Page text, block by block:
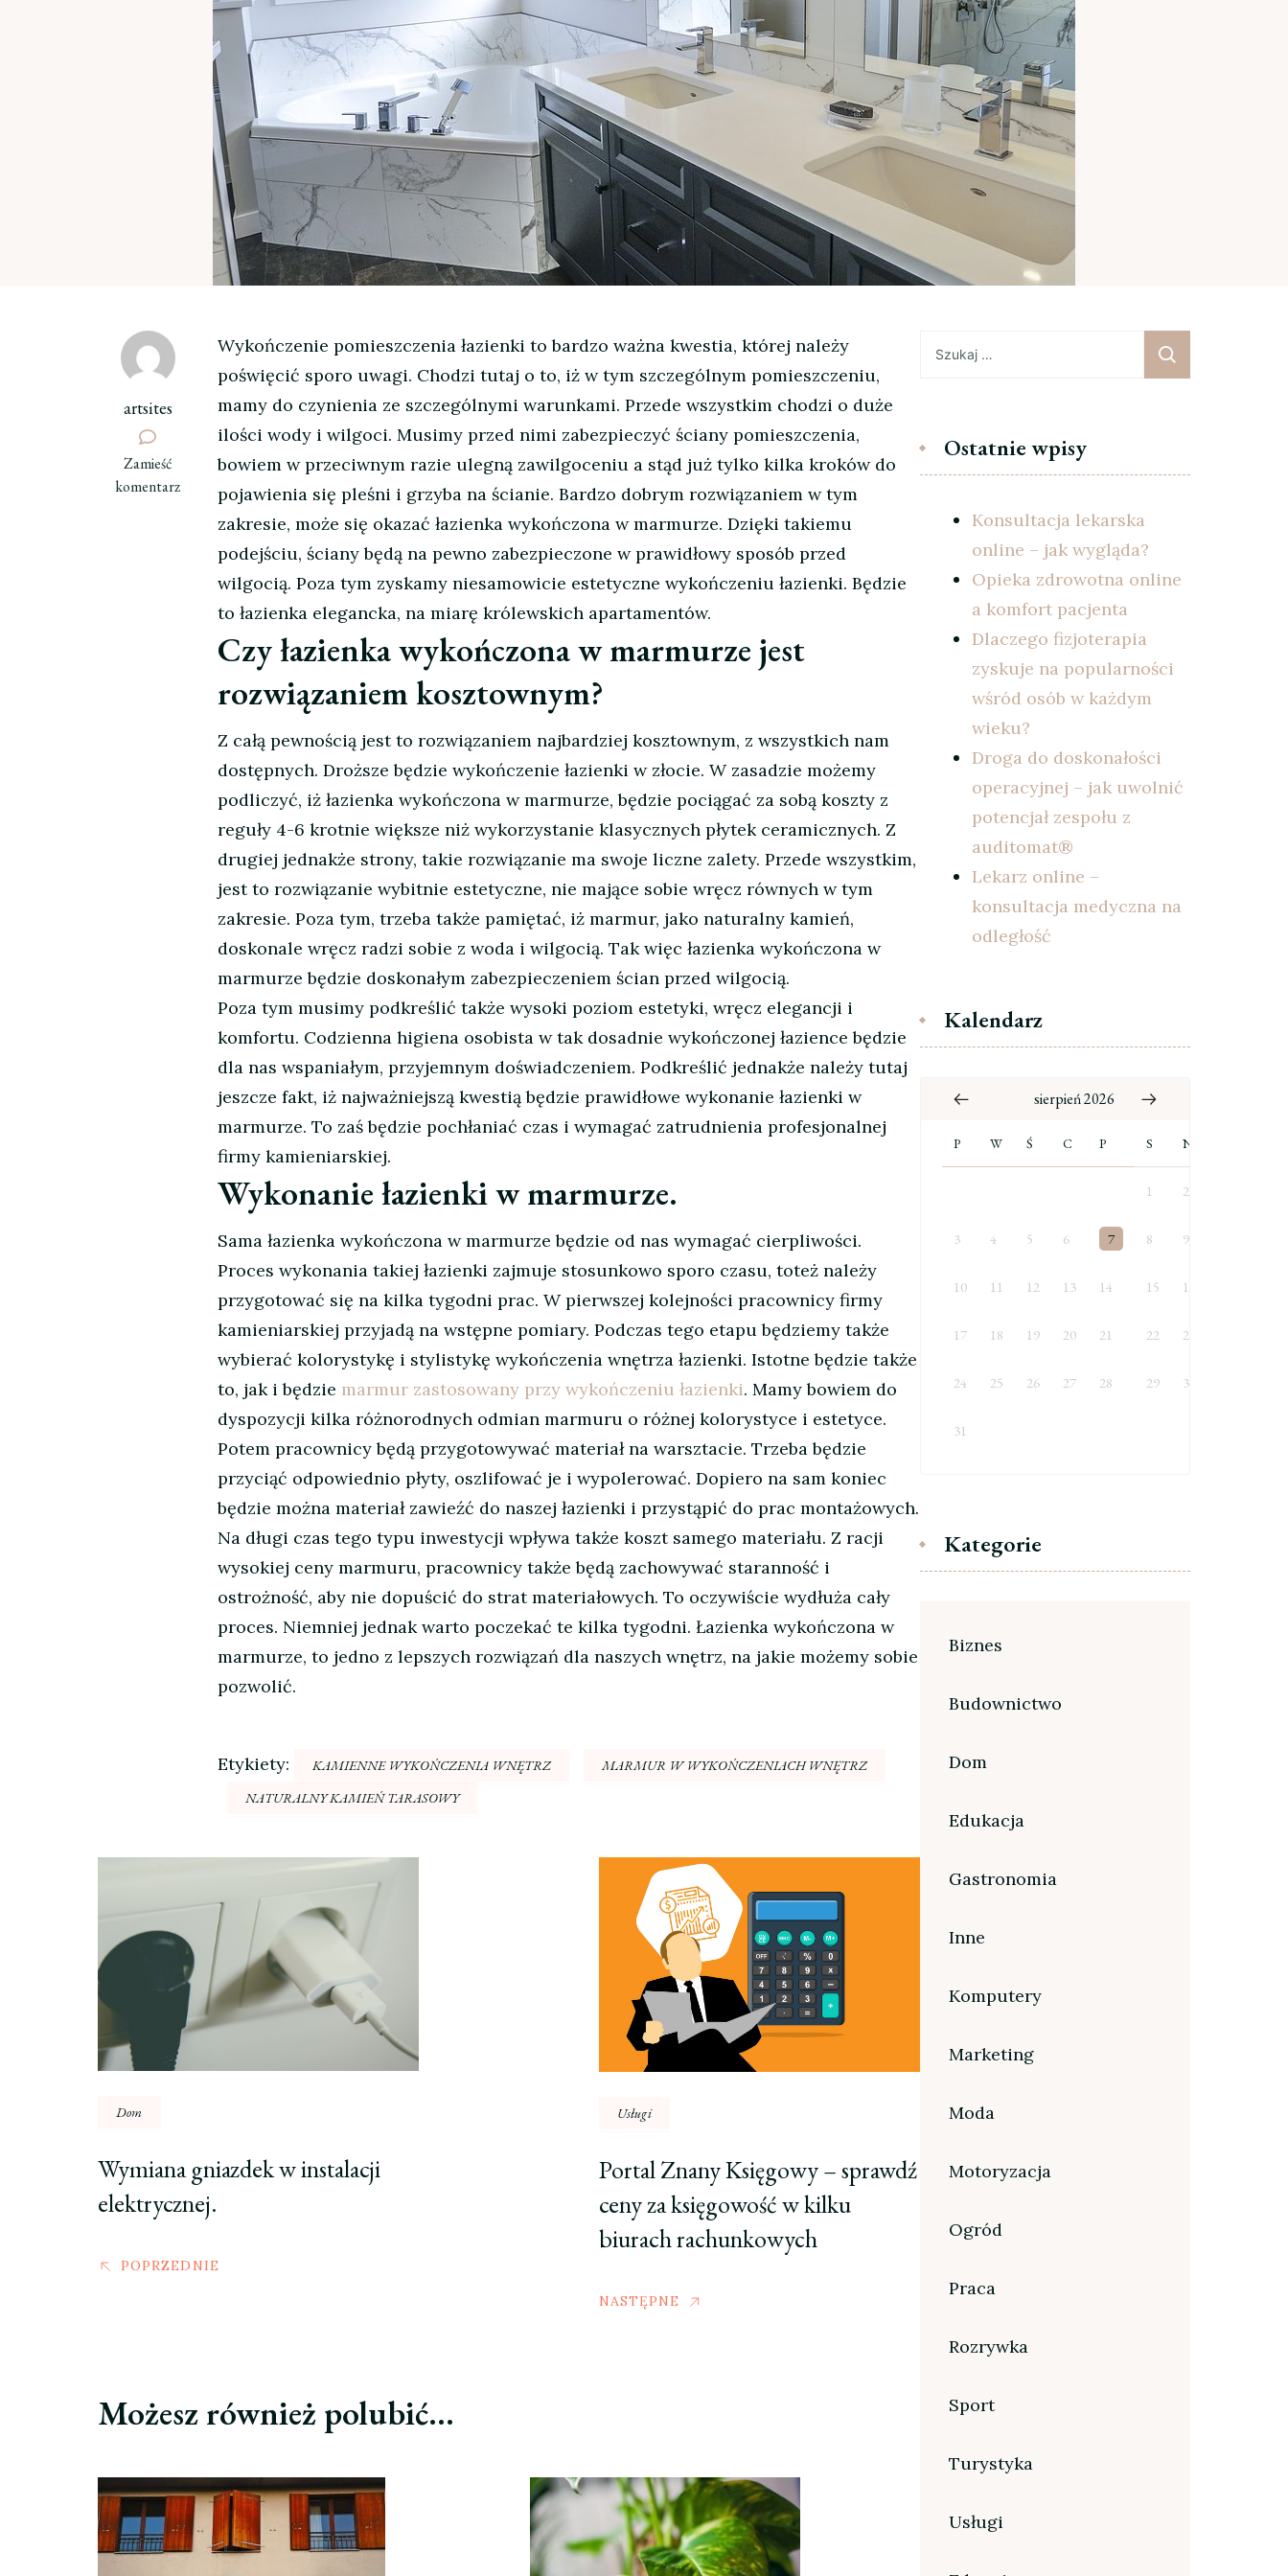
artsites
Zamieść
komentarz
we
wpisie
wykończona
inwestować?
Wykończenie pomieszczenia łazienki to bardzo ważna kwestia, której należy
poświęcić sporo uwagi. Chodzi tutaj o to, iż w tym szczególnym pomieszczeniu,
mamy do czynienia ze szczególnymi warunkami. Przede wszystkim chodzi o duże
ilości wody i wilgoci. Musimy przed nimi zabezpieczyć ściany pomieszczenia,
bowiem w przeciwnym razie ulegną zawilgoceniu a stąd już tylko kilka kroków do
pojawienia się pleśni i grzyba na ścianie. Bardzo dobrym rozwiązaniem w tym
zakresie, może się okazać łazienka wykończona w marmurze. Dzięki takiemu
podejściu, ściany będą na pewno zabezpieczone w prawidłowy sposób przed
wilgocią. Poza tym zyskamy niesamowicie estetyczne wykończeniu łazienki. Będzie
to łazienka elegancka, na miarę królewskich apartamentów.
Czy łazienka wykończona w marmurze jest
rozwiązaniem kosztownym?
Z całą pewnością jest to rozwiązaniem najbardziej kosztownym, z wszystkich nam
dostępnych. Droższe będzie wykończenie łazienki w złocie. W zasadzie możemy
podliczyć, iż łazienka wykończona w marmurze, będzie pociągać za sobą koszty z
reguły 4-6 krotnie większe niż wykorzystanie klasycznych płytek ceramicznych. Z
drugiej jednakże strony, takie rozwiązanie ma swoje liczne zalety. Przede wszystkim,
jest to rozwiązanie wybitnie estetyczne, nie mające sobie wręcz równych w tym
zakresie. Poza tym, trzeba także pamiętać, iż marmur, jako naturalny kamień,
doskonale wręcz radzi sobie z woda i wilgocią. Tak więc łazienka wykończona w
marmurze będzie doskonałym zabezpieczeniem ścian przed wilgocią.
Poza tym musimy podkreślić także wysoki poziom estetyki, wręcz elegancji i
komfortu. Codzienna higiena osobista w tak dosadnie wykończonej łazience będzie
dla nas wspaniałym, przyjemnym doświadczeniem. Podkreślić jednakże należy tutaj
jeszcze fakt, iż najważniejszą kwestią będzie prawidłowe wykonanie łazienki w
marmurze. To zaś będzie pochłaniać czas i wymagać zatrudnienia profesjonalnej
firmy kamieniarskiej.
Wykonanie łazienki w marmurze.
Sama łazienka wykończona w marmurze będzie od nas wymagać cierpliwości.
Proces wykonania takiej łazienki zajmuje stosunkowo sporo czasu, toteż należy
przygotować się na kilka tygodni prac. W pierwszej kolejności pracownicy firmy
kamieniarskiej przyjadą na wstępne pomiary. Podczas tego etapu będziemy także
wybierać kolorystykę i stylistykę wykończenia wnętrza łazienki. Istotne będzie także
to, jak i będzie marmur zastosowany przy wykończeniu łazienki. Mamy bowiem do
dyspozycji kilka różnorodnych odmian marmuru o różnej kolorystyce i estetyce.
Potem pracownicy będą przygotowywać materiał na warsztacie. Trzeba będzie
przyciąć odpowiednio płyty, oszlifować je i wypolerować. Dopiero na sam koniec
będzie można materiał zawieźć do naszej łazienki i przystąpić do prac montażowych.
Na długi czas tego typu inwestycji wpływa także koszt samego materiału. Z racji
wysokiej ceny marmuru, pracownicy także będą zachowywać staranność i
ostrożność, aby nie dopuścić do strat materiałowych. To oczywiście wydłuża cały
proces. Niemniej jednak warto poczekać te kilka tygodni. Łazienka wykończona w
marmurze, to jedno z lepszych rozwiązań dla naszych wnętrz, na jakie możemy sobie
pozwolić.
Etykiety: KAMIENNE WYKOŃCZENIA WNĘTRZ
MARMUR W WYKOŃCZENIACH WNĘTRZ
NATURALNY KAMIEŃ TARASOWY
wpisu
Dom
Wymiana gniazdek w instalacji
elektrycznej.
POPRZEDNIE
Usługi
Portal Znany Księgowy – sprawdź
ceny za księgowość w kilku
biurach rachunkowych
NASTĘPNE
Możesz również polubić…
Ostatnie wpisy
Konsultacja lekarska
online – jak wygląda?
Opieka zdrowotna online
a komfort pacjenta
Dlaczego fizjoterapia
zyskuje na popularności
wśród osób w każdym
wieku?
Droga do doskonałości
operacyjnej – jak uwolnić
potencjał zespołu z
auditomat®
Lekarz online –
konsultacja medyczna na
odległość
Kalendarz
sierpień 2026
P W Ś C P S N
1 2
3 4 5 6 7 8 9
10 11 12 13 14 15 16
17 18 19 20 21 22 23
24 25 26 27 28 29 30
31
Kategorie
Biznes
Budownictwo
Dom
Edukacja
Gastronomia
Inne
Komputery
Marketing
Moda
Motoryzacja
Ogród
Praca
Rozrywka
Sport
Turystyka
Usługi